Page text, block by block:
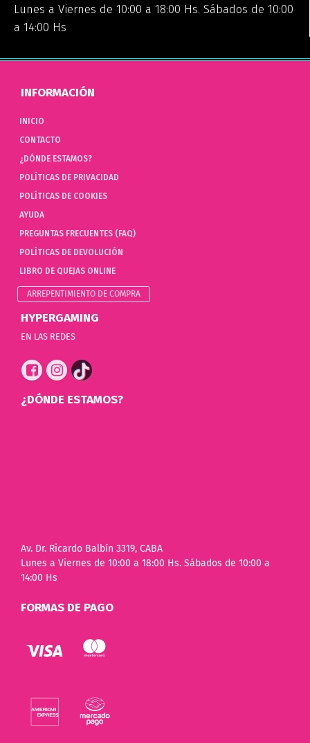
Lunes a Viernes de 10:00 a 18:00 Hs. Sábados de 10:00
a 14:00 Hs
INFORMACIÓN
INICIO
CONTACTO
¿DÓNDE ESTAMOS?
POLÍTICAS DE PRIVACIDAD
POLÍTICAS DE COOKIES
AYUDA
PREGUNTAS FRECUENTES (FAQ)
POLÍTICAS DE DEVOLUCIÓN
LIBRO DE QUEJAS ONLINE
ARREPENTIMIENTO DE COMPRA
HYPERGAMING
EN LAS REDES
¿DÓNDE ESTAMOS?
Av. Dr. Ricardo Balbín 3319, CABA
Lunes a Viernes de 10:00 a 18:00 Hs. Sábados de 10:00 a
14:00 Hs
FORMAS DE PAGO